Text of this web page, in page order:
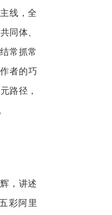
线，全
同体、
常抓常
者的巧
路径，
，讲述
彩阿里